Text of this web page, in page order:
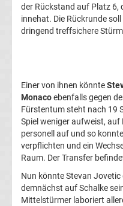
La
Serie
A
Türk.
Süper
Lig
der Rückstand auf Platz
innehat. Die Rückrunde
dringend treffsichere
Einer von ihnen könnte
Monacoebenfalls gegen
Fürstentum steht nach 19
Spiel weniger aufweist, auf
personell auf und so
verpflichten und ein
Raum. Der Transfer
Nun könnte Stevan Jovetic
demnächst auf Schalke
Mittelstürmer laboriert